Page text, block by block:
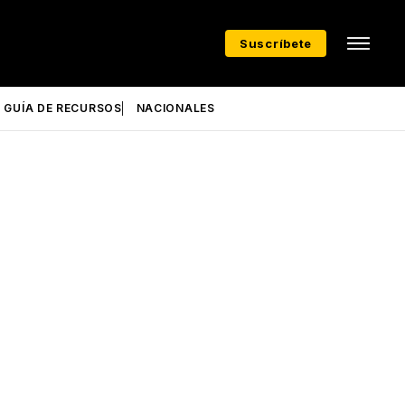
Suscríbete
GUÍA DE RECURSOS NACIONALES